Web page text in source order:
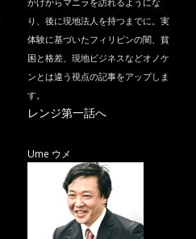
かけからマニラを訪れるようにな
り、後に現地法人を持つまでに。実
体験に基づいたフィリピンの闇、貧
困と格差、現地ビジネスなどオノケ
ンとは違う視点の記事をアップしま
す。
レンジ第一話へ
Ume ウメ